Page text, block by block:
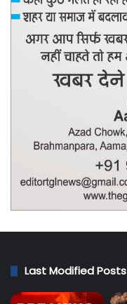
Last Modified Posts